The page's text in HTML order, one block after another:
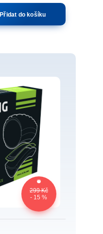
Přidat do košíku
299 Kč
- 15 %